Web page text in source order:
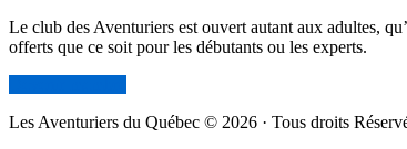
Le club des Aventuriers est ouvert autant aux adultes,
offerts que ce soit pour les débutants ou les experts.
Les Aventuriers du Québec © 2026 · Tous droits